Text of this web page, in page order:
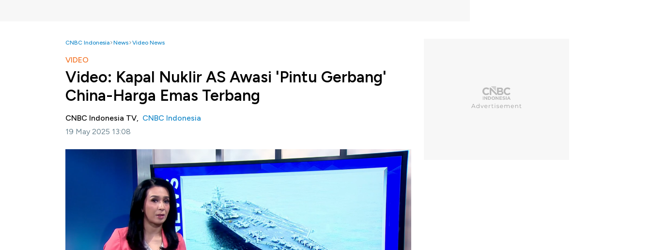
CNBC Indonesia News Video News
VIDEO
Video: Kapal Nuklir AS Awasi 'Pintu Gerbang'
China-Harga Emas Terbang
CNBC Indonesia TV, CNBC Indonesia
19 May 2025 13:08
Jakarta, CNBC Indonesia -
Gambar satelit terbaru mengonfirmasi bahwa kapal induk Amerika
Serikat USS Nimitz masih aktif beroperasi di Laut China Selatan wilayah yang menjadi pusat
ketegangan geopolitik akibat klaim kedaulatan China yang tumpang tindih dengan sejumlah negara
Asia Tenggara termasuk Filipina. Selain itu harga emas mulai terbang lagi pada hari ini. Namun harga
emas diprediksi masih bergejolak karena sejumlah faktor terutama perang dagang.
Simak informasi selengkapnya dalam program Profit CNBC Indonesia (Senin, 19/05/2025) berikut ini.